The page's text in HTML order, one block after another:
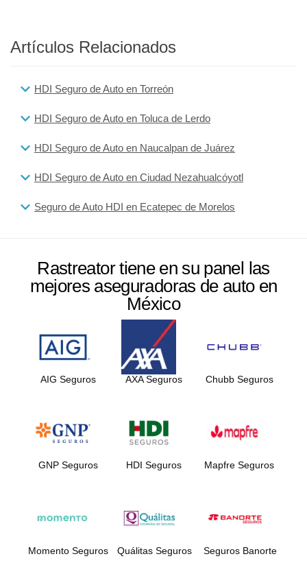
Artículos Relacionados
HDI Seguro de Auto en Torreón
HDI Seguro de Auto en Toluca de Lerdo
HDI Seguro de Auto en Naucalpan de Juárez
HDI Seguro de Auto en Ciudad Nezahualcóyotl
Seguro de Auto HDI en Ecatepec de Morelos
Rastreator tiene en su panel las
mejores aseguradoras de auto en
México
AIG Seguros AXA Seguros Chubb Seguros
GNP Seguros HDI Seguros Mapfre Seguros
Momento Seguros Quálitas Seguros Seguros Banorte